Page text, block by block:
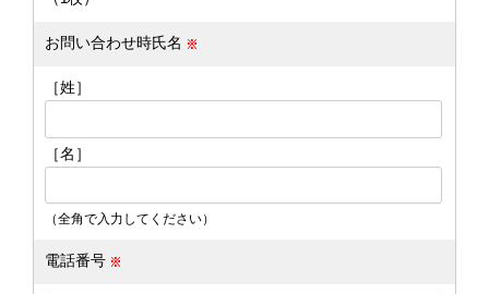
お問い合わせ時氏名
［姓］
［名］
（全角で入力してください）
電話番号